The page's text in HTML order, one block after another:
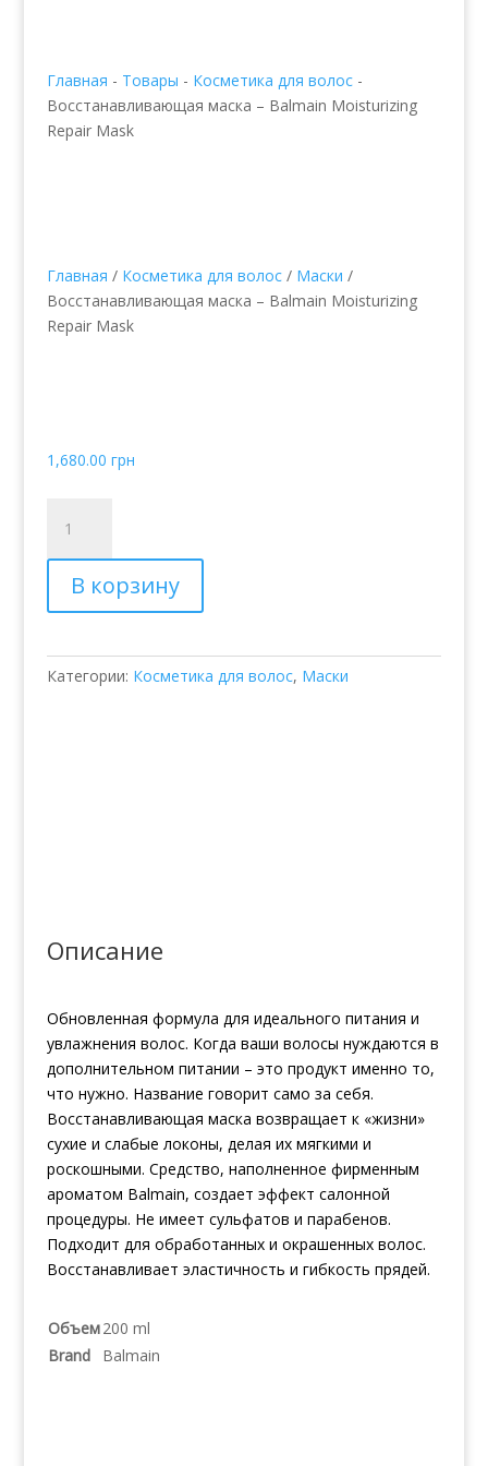
Главная - Товары - Косметика для волос-
Восстанавливающая маска – Balmain Moisturizing
Repair Mask
Главная / Косметика для волос/ Маски /
Восстанавливающая маска – Balmain Moisturizing
Repair Mask
1,680.00 грн
товара
Восстанавливающая
маска
–
Moisturizing
Repair
В корзину
Категории: Косметика для волос, Маски
Описание
Обновленная формула для идеального питания и
увлажнения волос. Когда ваши волосы нуждаются в
дополнительном питании – это продукт именно то,
что нужно. Название говорит само за себя.
Восстанавливающая маска возвращает к «жизни»
сухие и слабые локоны, делая их мягкими и
роскошными. Средство, наполненное фирменным
ароматом Balmain, создает эффект салонной
процедуры. Не имеет сульфатов и парабенов.
Подходит для обработанных и окрашенных волос.
Восстанавливает эластичность и гибкость прядей.
Объем200 ml
Brand
Balmain